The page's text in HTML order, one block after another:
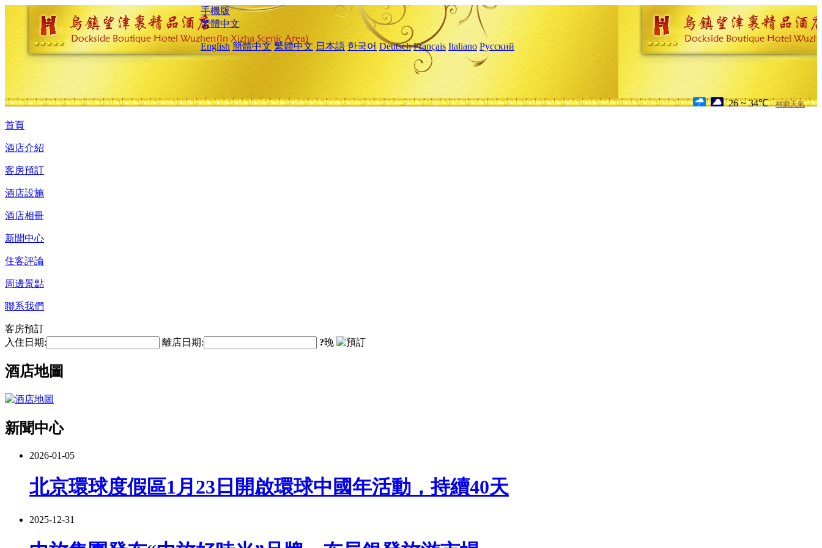
手機版
繁體中文
English 簡體中文 繁體中文 日本語 한국어 Deutsch Français Italiano Русский
26 ~ 34℃ 桐鄉天氣
首頁
酒店介紹
客房預訂
酒店設施
酒店相冊
新聞中心
住客評論
周邊景點
聯系我們
客房預訂
入住日期:
離店日期: ?晚
酒店地圖
新聞中心
2026-01-05
北京環球度假區1月23日開啟環球中國年活動，持續40天
2025-12-31